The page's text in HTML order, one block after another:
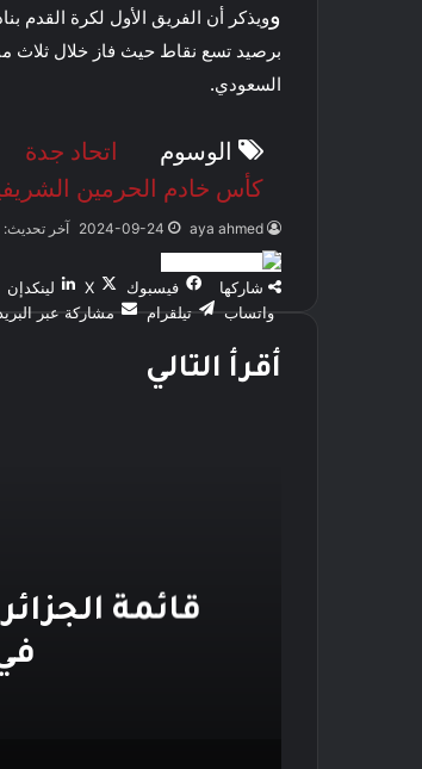
وويذكر أن الفريق الأول لكرة القدم
برصيد تسع نقاط حيث فاز خلال ثلاث
السعودي.
الوسوم اتحاد جدة
كأس خادم الحرمين
aya ahmed
2024-09-24 آخر تحديث: 2024-09-24
شاركها فيسبوك ‫X لينكدإن
واتساب
تيلقرام مشاركة عبر البريد
أقرأ التالي
قائمة